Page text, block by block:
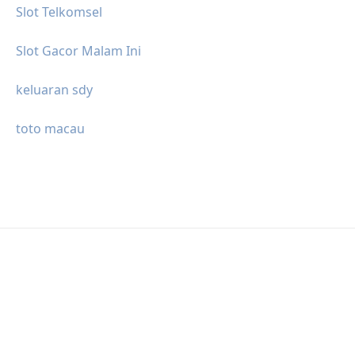
Slot Telkomsel
Slot Gacor Malam Ini
keluaran sdy
toto macau